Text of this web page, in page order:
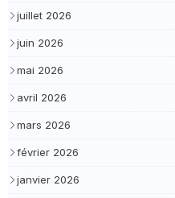
juillet 2026
juin 2026
mai 2026
avril 2026
mars 2026
février 2026
janvier 2026